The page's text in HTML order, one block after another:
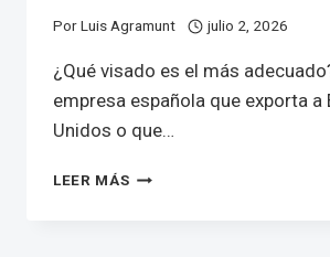
PorLuis Agramunt julio 2, 2026
¿Qué visado es el más
empresa española que exporta a
Unidos o que…
LEER MÁSCÓMO